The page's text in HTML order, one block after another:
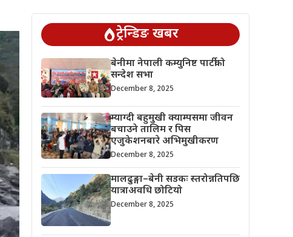
ट्रेन्डिङ खबर
बेनीमा नेपाली कम्युनिष्ट पार्टीको
सन्देश सभा
December 8, 2025
म्याग्दी बहुमुखी क्याम्पसमा जीवन
बचाउने तालिम र पिस
एजुकेशनबारे अभिमुखीकरण
December 8, 2025
मालढुङ्गा–बेनी सडकः स्तरोन्नतिपछि
यात्राअवधि छोटियो
December 8, 2025